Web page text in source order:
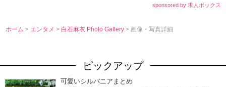
sponsored by 求人ボックス
ホーム > エンタメ> 白石麻衣 Photo Gallery> 画像・写真詳細
ピックアップ
可愛いシルバニアまとめ